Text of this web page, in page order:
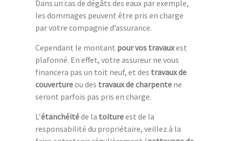
Dans un cas de dégâts des eaux par exemple,
les dommages peuvent être pris en charge
par votre compagnie d’assurance.
Cependant le montant pour vos travauxest
plafonné. En effet, votre assureur ne vous
financera pas un toit neuf, et des travaux de
couvertureou des travaux de charpente ne
seront parfois pas pris en charge.
L’étanchéitéde la toitureest de la
responsabilité du propriétaire, veillez à la